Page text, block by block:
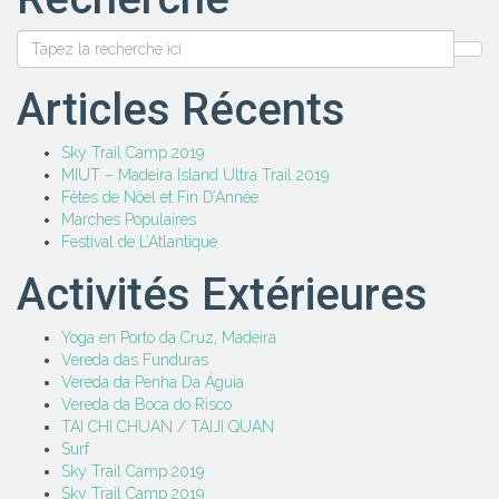
Articles Récents
Sky Trail Camp 2019
MIUT – Madeira Island Ultra Trail 2019
Fêtes de Nöel et Fin D’Année
Marches Populaires
Festival de L’Atlantique
Activités Extérieures
Yoga en Porto da Cruz, Madeira
Vereda das Funduras
Vereda da Penha Da Águia
Vereda da Boca do Risco
TAI CHI CHUAN / TAIJI QUAN
Surf
Sky Trail Camp 2019
Sky Trail Camp 2019